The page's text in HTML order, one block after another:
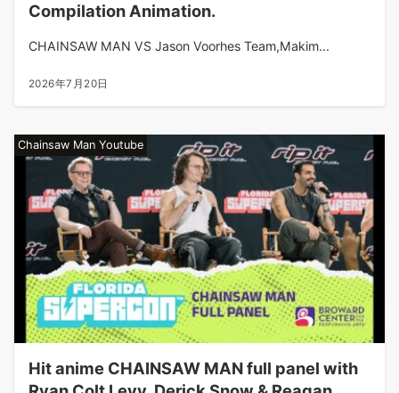
Compilation Animation.
CHAINSAW MAN VS Jason Voorhes Team,Makim...
2026年7月20日
Chainsaw Man Youtube
Hit anime CHAINSAW MAN full panel with